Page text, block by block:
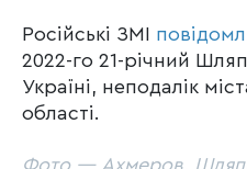
Російські ЗМІ
2022-го 21-річний
Україні, неподалік
області.
Фото — Ахмеров,